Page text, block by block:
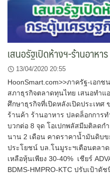
เสนอรัฐเปิดห้างฯ-ร้านอาห
13/04/2020 20:55
HoonSmart.com>>ภาครัฐ-เอก
สภาธุรกิจตลาดทุนไทย เสนอทำ
ศึกษาธุรกิจที่เปิดหลังเปิดประเทศ
ร้านค้า ร้านอาหาร ปลดล็อกการ
บวกต่อ 8 จุด โอเปกพลัสมีมติลดก
นาน 2 เดือน คาดราคาน้ำมันดิบข
ประโยชน์ บล.โนมูระฯเตือนตลา
เหลือหุ้นเพียง 30-40% เชียร์
BDMS-HMPRO-KTC ปรับเป้าดั